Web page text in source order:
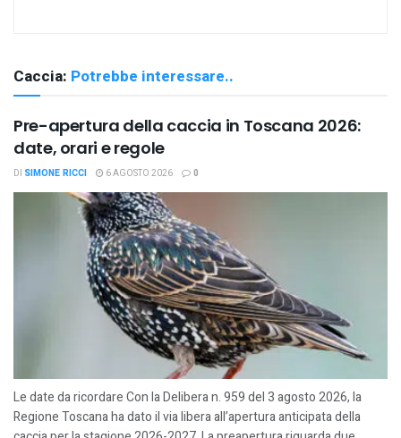
Caccia: Potrebbe interessare..
Pre-apertura della caccia in Toscana 2026:
date, orari e regole
DI SIMONE RICCI 6 AGOSTO 2026 0
Le date da ricordare Con la Delibera n. 959 del 3 agosto 2026, la
Regione Toscana ha dato il via libera all’apertura anticipata della